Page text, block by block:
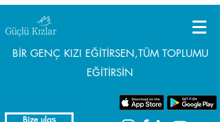
BİR GENÇ KIZI EĞİTİRSEN,TÜM TOPLUMU
EĞİTİRSİN
Bize ulaş